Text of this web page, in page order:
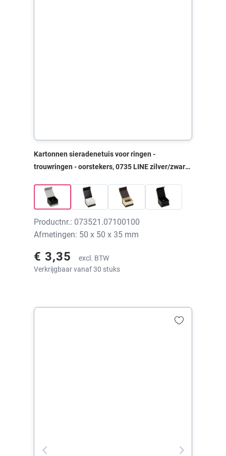
Kartonnen sieradenetuis voor ringen -
trouwringen - oorstekers, 0735 LINE zilver/zwart,
Productnr.: 073521.07100100
Afmetingen: 50 x 50 x 35 mm
€ 3,35
excl. BTW
Verkrijgbaar vanaf 30 stuks